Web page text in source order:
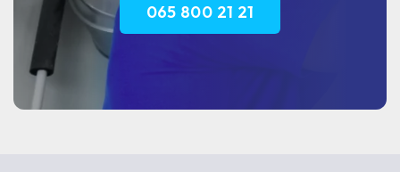
065 800 21 21